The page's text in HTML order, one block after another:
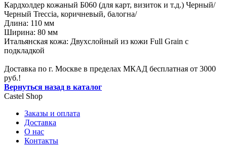
Кардхолдер кожаный Б060 (для карт, визиток и т.д.) Черный/
Черный Treccia, коричневый, балогна/
Длина: 110 мм
Ширина: 80 мм
Итальянская кожа: Двухслойный из кожи Full Grain с
подкладкой
Доставка по г. Москве в пределах МКАД бесплатная от 3000
руб.!
Вернуться назад в каталог
Castel Shop
Заказы и оплата
Доставка
О нас
Контакты